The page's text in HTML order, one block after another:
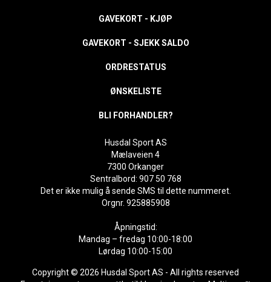
GAVEKORT - KJØP
GAVEKORT - SJEKK SALDO
ORDRESTATUS
ØNSKELISTE
BLI FORHANDLER?
Husdal Sport AS
Mælaveien 4
7300 Orkanger
Sentralbord: 907 50 768
Det er ikke mulig å sende SMS til dette nummeret.
Orgnr. 925885908
Åpningstid:
Mandag – fredag 10:00-18:00
Lørdag 10:00-15:00
Copyright © 2026 Husdal Sport AS - All rights reserved